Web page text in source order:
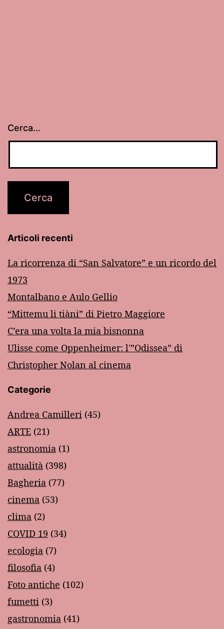
Cerca…
Articoli recenti
La ricorrenza di “San Salvatore” e un ricordo del
1973
Montalbano e Aulo Gellio
“Mittemu li tiàni” di Pietro Maggiore
C’era una volta la mia bisnonna
Ulisse come Oppenheimer: l'”Odissea” di
Christopher Nolan al cinema
Categorie
Andrea Camilleri (45)
ARTE (21)
astronomia (1)
attualità (398)
Bagheria (77)
cinema (53)
clima (2)
COVID 19 (34)
ecologia (7)
filosofia (4)
Foto antiche (102)
fumetti (3)
gastronomia (41)